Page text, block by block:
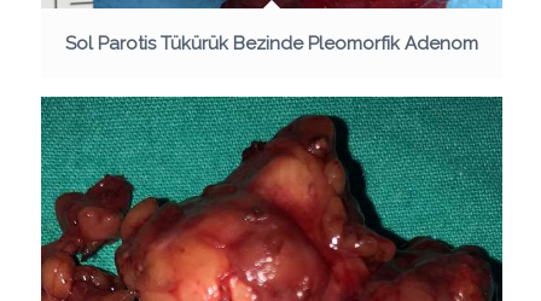
Sol Parotis Tükürük Bezinde Pleomorfik Adenom